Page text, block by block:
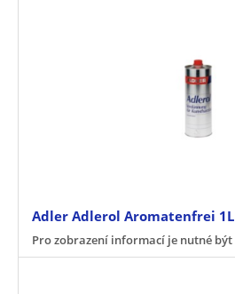
Adler Adlerol Aromatenfrei 1L
Pro zobrazení informací je nutné